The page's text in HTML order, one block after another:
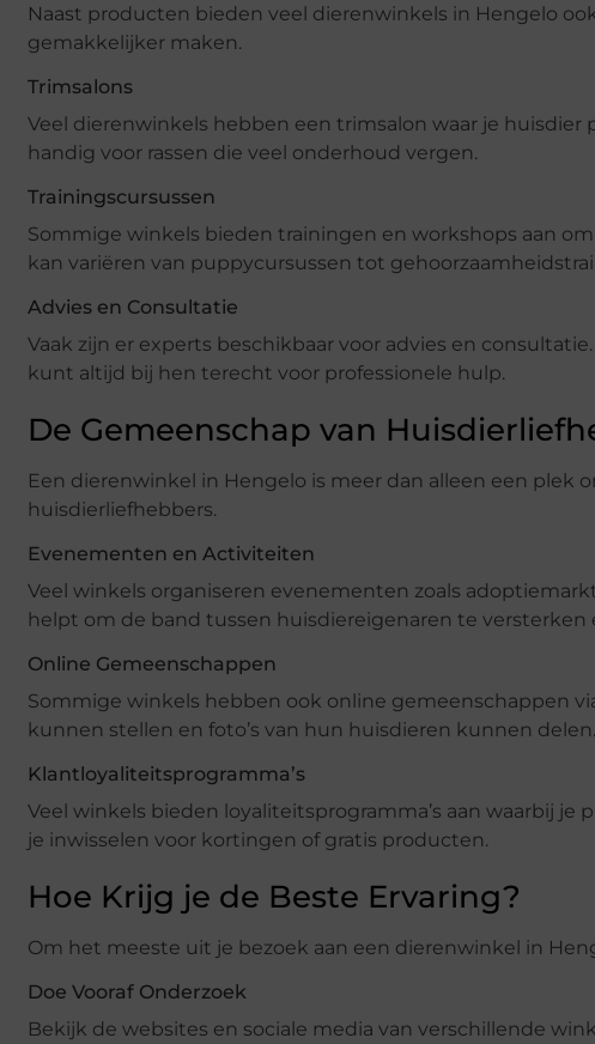
Naast producten bieden veel dierenwinkels in Hengelo
gemakkelijker maken.
Trimsalons
Veel dierenwinkels hebben een trimsalon waar je
handig voor rassen die veel onderhoud vergen.
Trainingscursussen
Sommige winkels bieden trainingen en workshops aan
kan variëren van puppycursussen tot
Advies en Consultatie
Vaak zijn er experts beschikbaar voor advies en
kunt altijd bij hen terecht voor professionele hulp.
De Gemeenschap van
Een dierenwinkel in Hengelo is meer dan alleen een plek
huisdierliefhebbers.
Evenementen en Activiteiten
Veel winkels organiseren evenementen zoals
helpt om de band tussen huisdiereigenaren te
Online Gemeenschappen
Sommige winkels hebben ook online gemeenschappen
kunnen stellen en foto’s van hun huisdieren kunnen delen.
Klantloyaliteitsprogramma’s
Veel winkels bieden loyaliteitsprogramma’s aan waarbij
je inwisselen voor kortingen of gratis producten.
Hoe Krijg je de Beste Ervaring?
Om het meeste uit je bezoek aan een dierenwinkel in
Doe Vooraf Onderzoek
Bekijk de websites en sociale media van verschillende